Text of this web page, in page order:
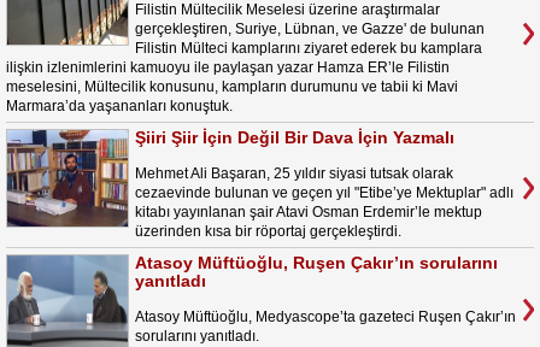
Filistin Mültecilik Meselesi üzerine araştırmalar
gerçekleştiren, Suriye, Lübnan, ve Gazze' de bulunan
Filistin Mülteci kamplarını ziyaret ederek bu kamplara
ilişkin izlenimlerini kamuoyu ile paylaşan yazar Hamza ER’le Filistin
meselesini, Mültecilik konusunu, kampların durumunu ve tabii ki Mavi
Marmara’da yaşananları konuştuk.
Şiiri Şiir İçin Değil Bir Dava İçin Yazmalı
Mehmet Ali Başaran, 25 yıldır siyasi tutsak olarak
cezaevinde bulunan ve geçen yıl "Etibe’ye Mektuplar" adlı
kitabı yayınlanan şair Atavi Osman Erdemir’le mektup
üzerinden kısa bir röportaj gerçekleştirdi.
Atasoy Müftüoğlu, Ruşen Çakır’ın sorularını
yanıtladı
Atasoy Müftüoğlu, Medyascope’ta gazeteci Ruşen Çakır’ın
sorularını yanıtladı.